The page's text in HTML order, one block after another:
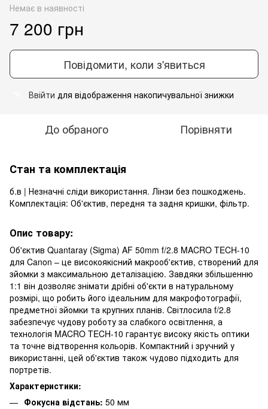
Немає в наявності
7 200 грн
Повідомити, коли з'явиться
Ввійти для відображення накопичувальної знижки
До обраного Порівняти
Стан та комплектація
б.в | Незначні сліди використання. Лінзи без пошкоджень.
Комплектація: Об'єктив, передня та задня кришки, фільтр.
Опис товару:
Об'єктив Quantaray (Sigma) AF 50mm f/2.8 MACRO TECH-10
для Canon – це високоякісний макрооб'єктив, створений для
зйомки з максимальною деталізацією. Завдяки збільшенню
1:1 він дозволяє знімати дрібні об'єкти в натуральному
розмірі, що робить його ідеальним для макрофотографії,
предметної зйомки та крупних планів. Світлосила f/2.8
забезпечує чудову роботу за слабкого освітлення, а
технологія MACRO TECH-10 гарантує високу якість оптики
та точне відтворення кольорів. Компактний і зручний у
використанні, цей об'єктив також чудово підходить для
портретів.
Характеристики:
Фокусна відстань: 50 мм